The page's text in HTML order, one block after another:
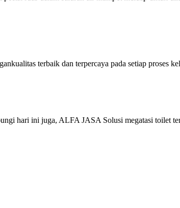
terbaik dan terpercaya pada setiap proses
hari ini juga, ALFA JASA Solusi megatasi toilet